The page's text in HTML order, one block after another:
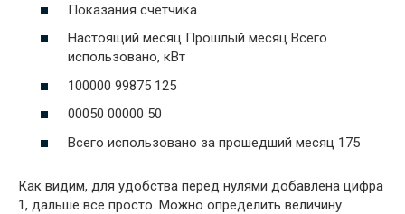
Показания счётчика
Настоящий месяц Прошлый месяц Всего
использовано, кВт
100000 99875 125
00050 00000 50
Всего использовано за прошедший месяц 175
Как видим, для удобства перед нулями добавлена цифра
1, дальше всё просто. Можно определить величину